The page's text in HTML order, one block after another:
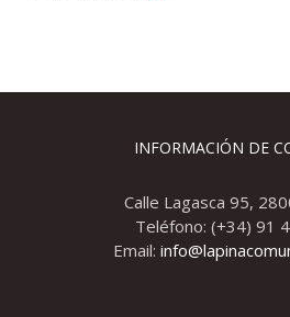
INFORMACIÓN DE
Calle Lagasca 95,
Teléfono: (+34) 91
Email: